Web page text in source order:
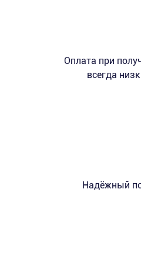
Оплата при
всегда
Надёжный